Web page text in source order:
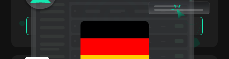
Patreon
大不列顛及北愛爾蘭聯合王國